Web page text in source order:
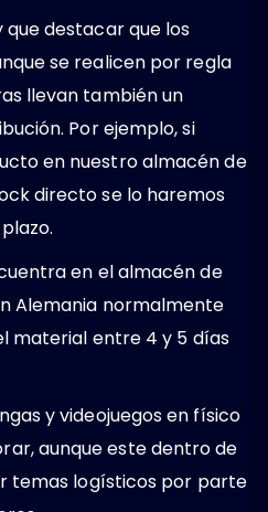
que destacar que los
se realicen por regla
llevan también un
Por ejemplo, si
en nuestro almacén de
directo se lo haremos
en el almacén de
Alemania normalmente
material entre 4 y 5 días
y videojuegos en físico
aunque este dentro de
temas logísticos por parte